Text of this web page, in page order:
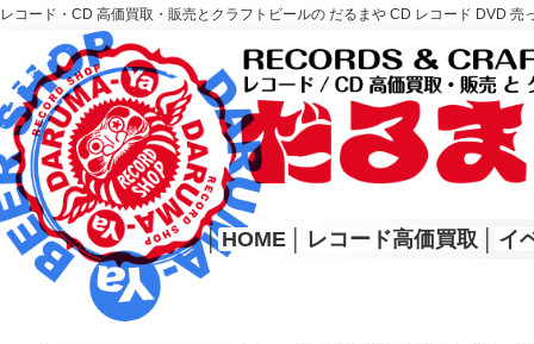
レコード・CD 高価買取・販売とクラフトビールの だるまや CD レコード DVD
レコード高価買取はこちら
HOME
│ HOME レコード高価買取 イ